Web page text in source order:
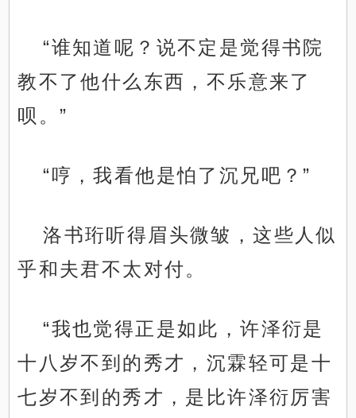
“谁知道呢？说不定是觉得书院
教不了他什么东西，不乐意来了
呗。”
“哼，我看他是怕了沉兄吧？”
洛书珩听得眉头微皱，这些人似
乎和夫君不太对付。
“我也觉得正是如此，许泽衍是
十八岁不到的秀才，沉霖轻可是十
七岁不到的秀才，是比许泽衍厉害